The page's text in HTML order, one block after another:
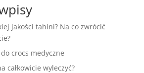
jakości tahini? Na co zwrócić
crocs medyczne
całkowicie wyleczyć?